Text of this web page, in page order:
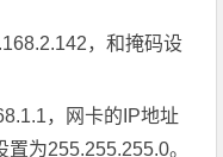
，和掩码设
，网卡的IP地址
为255.255.255.0。